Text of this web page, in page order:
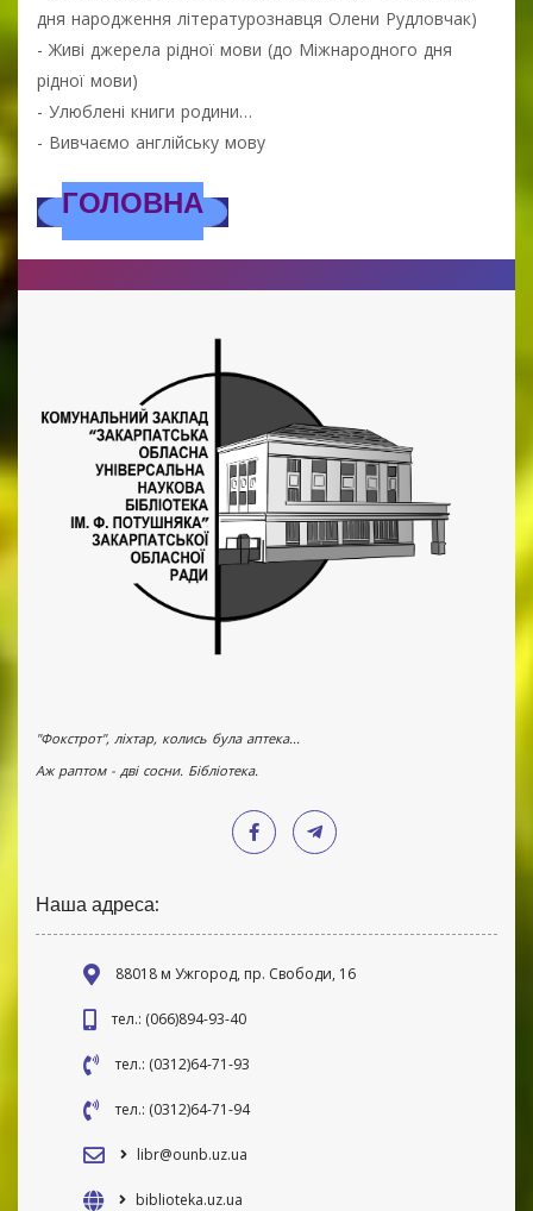
дня народження літературознавця Олени Рудловчак)
- Живі джерела рідної мови (до Міжнародного дня
рідної мови)
- Улюблені книги родини…
- Вивчаємо англійську мову
ГОЛОВНА
"Фокстрот", ліхтар, колись була аптека...
Аж раптом - дві сосни. Бібліотека.
Наша адреса:
88018 м Ужгород, пр. Свободи, 16
тел.: (066)894-93-40
тел.: (0312)64-71-93
тел.: (0312)64-71-94
libr@ounb.uz.ua
biblioteka.uz.ua